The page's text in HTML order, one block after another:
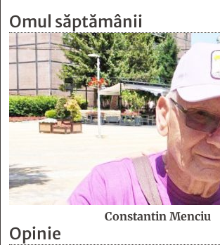
Omul săptămânii
Constantin Menciu
Opinie